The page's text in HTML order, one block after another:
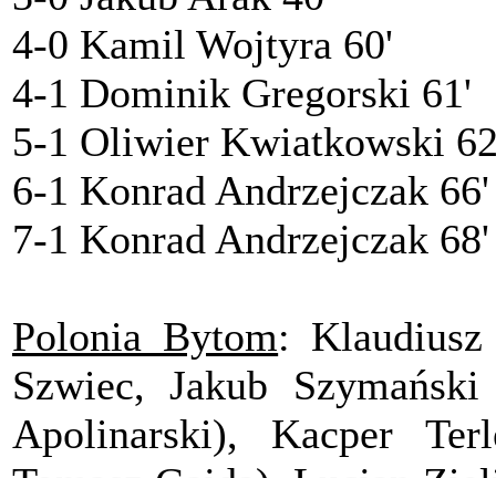
4-0 Kamil Wojtyra 60'
4-1 Dominik Gregorski 61'
5-1 Oliwier Kwiatkowski
6-1 Konrad Andrzejczak 66'
7-1 Konrad Andrzejczak 68'
Polonia Bytom:
Szwiec, Jakub
Apolinarski), Kacper